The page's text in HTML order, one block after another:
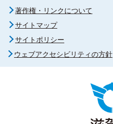
著作権・リンクについて
サイトマップ
サイトポリシー
ウェブアクセシビリティの方針